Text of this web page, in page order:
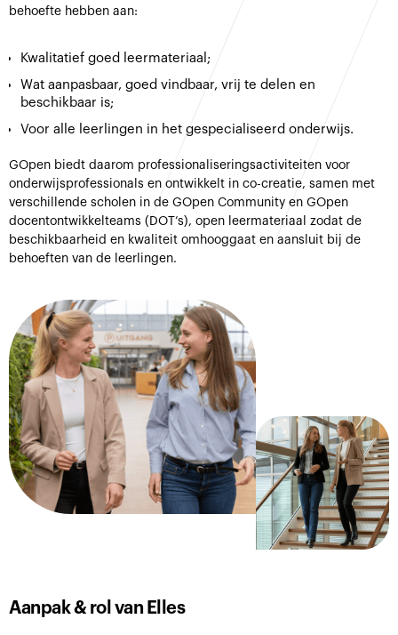
behoefte hebben aan:
Kwalitatief goed leermateriaal;
Wat aanpasbaar, goed vindbaar, vrij te delen en
beschikbaar is;
Voor alle leerlingen in het gespecialiseerd onderwijs.
GOpen biedt daarom professionaliseringsactiviteiten voor
onderwijsprofessionals en ontwikkelt in co-creatie, samen met
verschillende scholen in de GOpen Community en GOpen
docentontwikkelteams (DOT’s), open leermateriaal zodat de
beschikbaarheid en kwaliteit omhooggaat en aansluit bij de
behoeften van de leerlingen.
Aanpak & rol van Elles